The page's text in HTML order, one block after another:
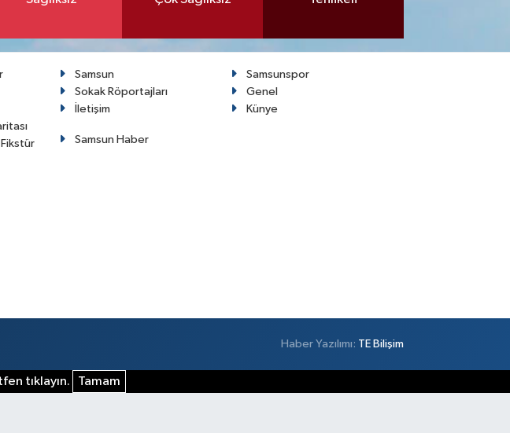
Samsun
Samsunspor
Sokak Röportajları
Genel
İletişim
Künye
Samsun Haber
Haber Yazılımı: TE Bilişim
tıklayın. Tamam